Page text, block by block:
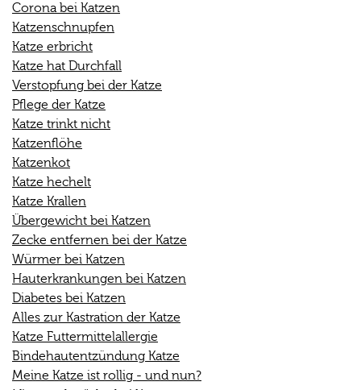
Corona bei Katzen
Katzenschnupfen
Katze erbricht
Katze hat Durchfall
Verstopfung bei der Katze
Pflege der Katze
Katze trinkt nicht
Katzenflöhe
Katzenkot
Katze hechelt
Katze Krallen
Übergewicht bei Katzen
Zecke entfernen bei der Katze
Würmer bei Katzen
Hauterkrankungen bei Katzen
Diabetes bei Katzen
Alles zur Kastration der Katze
Katze Futtermittelallergie
Bindehautentzündung Katze
Meine Katze ist rollig - und nun?